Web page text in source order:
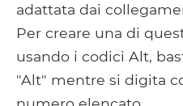
adattata dai
Per creare una di
usando i codici Alt,
"Alt" mentre si digita